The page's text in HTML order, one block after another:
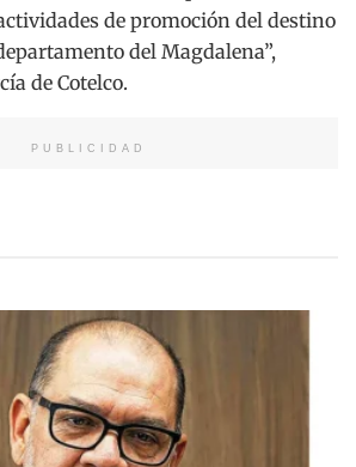
de promoción del destino
del Magdalena”,
de Cotelco.
PUBLICIDAD